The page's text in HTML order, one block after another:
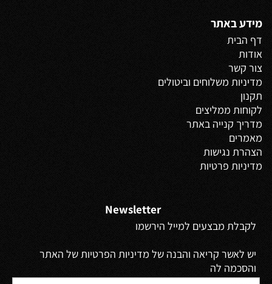
מידע באתר
דף הבית
אודות
צור קשר
מדיניות משלוחים וביטולים
תקנון
לקוחות ממליצים
מדריך קנייה באתר
מאמרים
הצהרת נגישות
מדיניות פרטיות
Newsletter
לקבלת מבצעים למייל הירשמו
יש לאשר קריאה והבנה של מדיניות הפרטיות של האתר
והסכמה לה